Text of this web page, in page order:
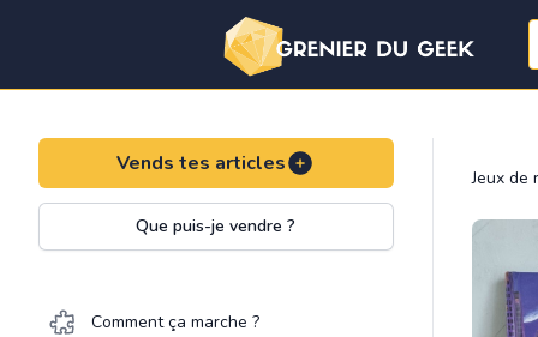
Vends tes articles
Que puis-je vendre ?
Comment ça marche ?
Jeux de